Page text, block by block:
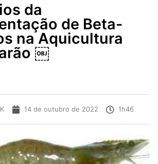
da
de Beta-
na Aquicultura
￼
14 de outubro de 2022 1h46